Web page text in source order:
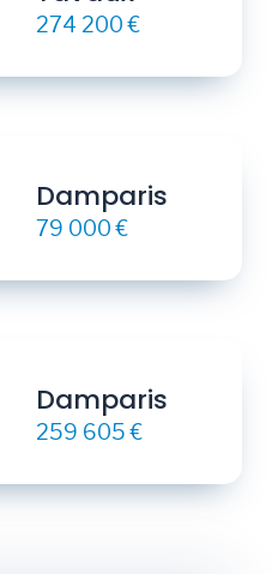
274 200 €
Damparis
79 000 €
Damparis
259 605 €